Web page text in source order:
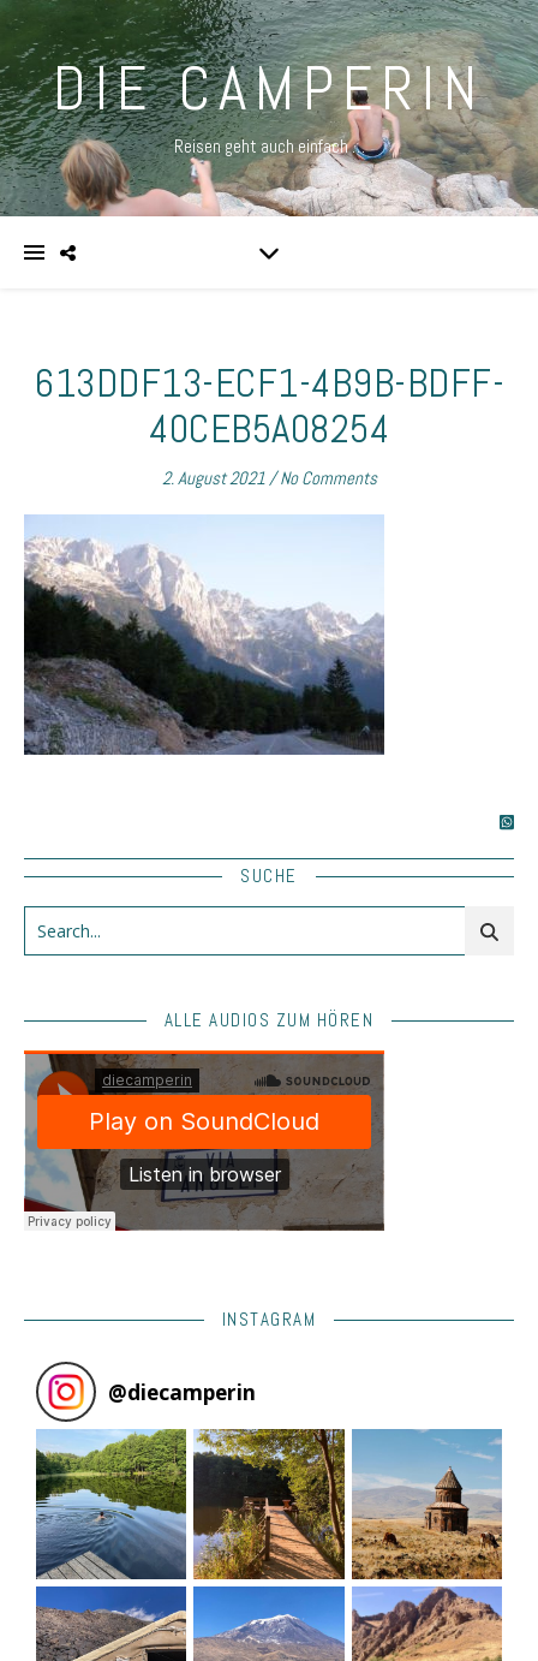
DIE CAMPERIN
Reisen geht auch einfach …
613DDF13-ECF1-4B9B-BDFF-
40CEB5A08254
2. August 2021/ No Comments
SUCHE
ALLE AUDIOS ZUM HÖREN
INSTAGRAM
@diecamperin